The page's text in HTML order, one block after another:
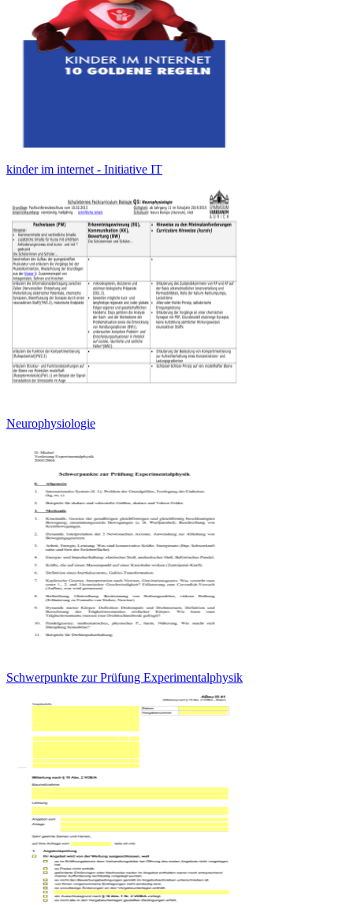
kinder im internet - Initiative IT
Neurophysiologie
Schwerpunkte zur Prüfung Experimentalphysik